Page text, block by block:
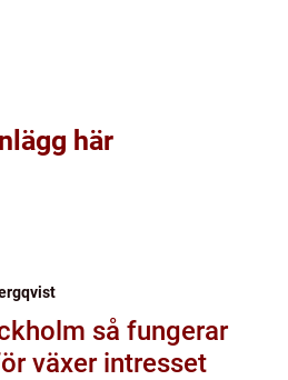
här
fungerar
växer intresset